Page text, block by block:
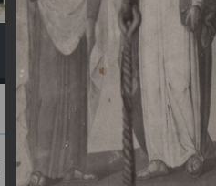
Экскурсия
Главная